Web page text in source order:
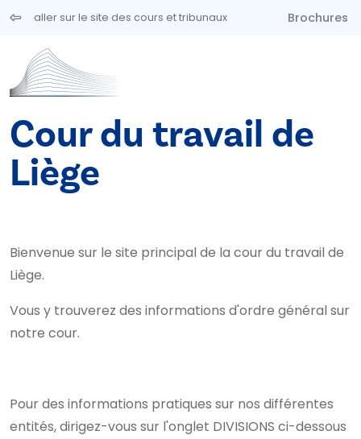
Aller au contenu principal
aller sur le site des cours et tribunaux Brochures
Cour du travail de
Liège
Bienvenue sur le site principal de la cour du travail de
Liège.
Vous y trouverez des informations d'ordre général sur
notre cour.
Pour des informations pratiques sur nos différentes
entités, dirigez-vous sur l'onglet DIVISIONS ci-dessous